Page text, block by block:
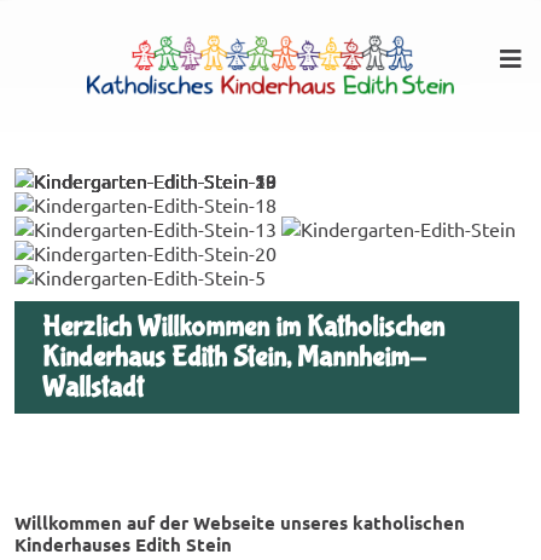
Herzlich Willkommen im Katholischen
Kinderhaus Edith Stein, Mannheim-
Wallstadt
Willkommen auf der Webseite unseres katholischen
Kinderhauses Edith Stein